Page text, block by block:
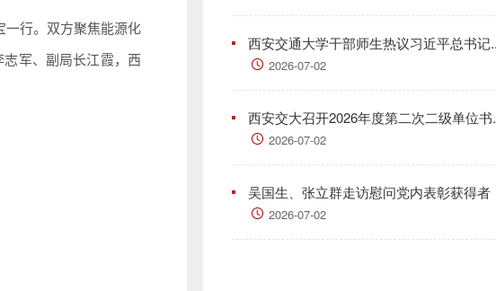
一行。双方聚焦能源化
军、副局长江霞，西
西安交通大学干部师生热议习近平总书记
2026-07-02
西安交大召开2026年度第二次二级单位书
2026-07-02
吴国生、张立群走访慰问党内表彰获得者
2026-07-02